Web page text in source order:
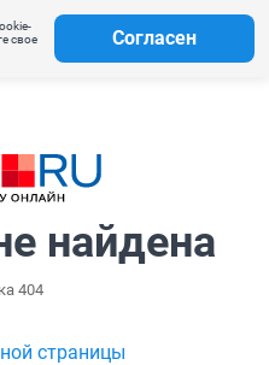
свое
Согласен
найдена
404
страницы